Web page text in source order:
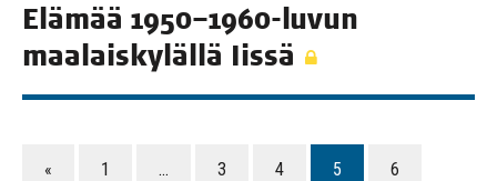
Elä­mää 1950–1960-luvun
maa­lais­ky­läl­lä Iissä
« 1 … 3 4 5 6